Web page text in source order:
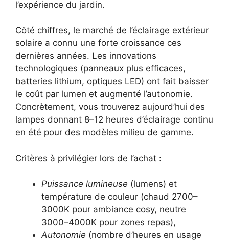
l’expérience du jardin.
Côté chiffres, le marché de l’éclairage extérieur
solaire a connu une forte croissance ces
dernières années. Les innovations
technologiques (panneaux plus efficaces,
batteries lithium, optiques LED) ont fait baisser
le coût par lumen et augmenté l’autonomie.
Concrètement, vous trouverez aujourd’hui des
lampes donnant 8–12 heures d’éclairage continu
en été pour des modèles milieu de gamme.
Critères à privilégier lors de l’achat :
Puissance lumineuse (lumens) et
température de couleur (chaud 2700–
3000K pour ambiance cosy, neutre
3000–4000K pour zones repas),
Autonomie (nombre d’heures en usage